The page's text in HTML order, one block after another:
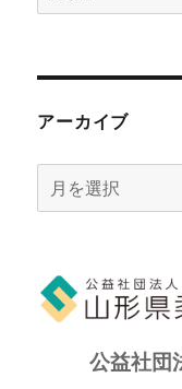
索:
アーカイブ
ー
ブ
公益社団